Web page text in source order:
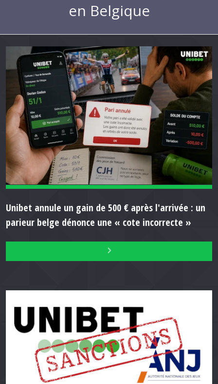
en Belgique
Unibet annule un gain de 500 € après l'arrivée : un
parieur belge dénonce une « cote incorrecte »